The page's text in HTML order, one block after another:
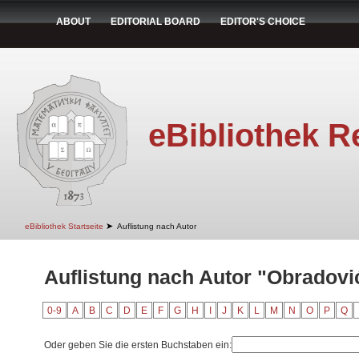
ABOUT EDITORIAL BOARD EDITOR'S CHOICE
eBibliothek
eBibliothek Startseite ➤ Auflistung nach Autor
Auflistung nach Autor
0-9 A B C D E F G H J K L M N O P Q
Oder geben Sie die ersten Buchstaben ein: